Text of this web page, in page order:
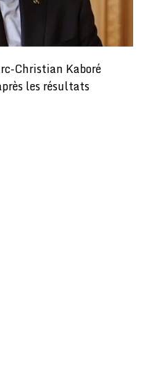
Christian Kaboré
les résultats